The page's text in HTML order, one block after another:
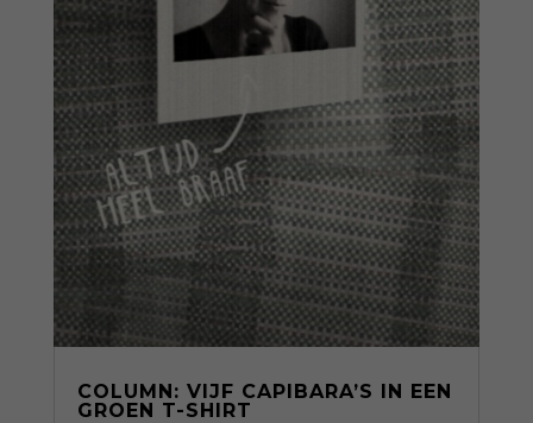
COLUMN: VIJF CAPIBARA’S IN EEN
GROEN T-SHIRT